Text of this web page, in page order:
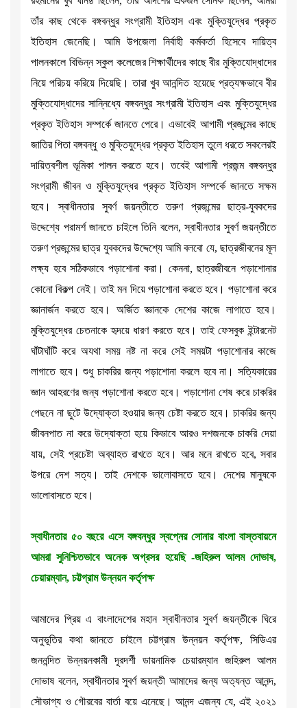
তাঁর কাছ থেকে বঙ্গবন্ধুর সংগ্রামী ইতিহাস এবং মুক্তিযুদ্ধের প্রকৃত
ইতিহাস জেনেছি। আমি উপজেলা নির্বাহী কর্মকর্তা হিসেবে দায়িত্ব
পালনকালে বিভিন্ন স্কুল কলেজের শিক্ষার্থীদের কাছে বীর মুক্তিযোদ্ধাদের
নিয়ে পরিচয় করিয়ে দিয়েছি। তারা খুব আনন্দিত হয়েছে প্রত্যক্ষভাবে বীর
মুক্তিযোদ্ধাদের সান্নিধ্যে বঙ্গবন্ধুর সংগ্রামী ইতিহাস এবং মুক্তিযুদ্ধের
প্রকৃত ইতিহাস সম্পর্কে জানতে পেরে। এভাবেই আগামী প্রজন্মের কাছে
জাতির পিতা বঙ্গবন্ধু ও মুক্তিযুদ্ধের প্রকৃত ইতিহাস তুলে ধরতে সকলেরই
দায়িত্বশীল ভূমিকা পালন করতে হবে। তবেই আগামী প্রজন্ম বঙ্গবন্ধুর
সংগ্রামী জীবন ও মুক্তিযুদ্ধের প্রকৃত ইতিহাস সম্পর্কে জানতে সক্ষম
হবে। স্বাধীনতার সুবর্ণ জয়ন্তীতে তরুণ প্রজন্মের ছাত্র-যুবকদের
উদ্দেশ্যে পরামর্শ জানতে চাইলে তিনি বলেন, স্বাধীনতার সুবর্ণ জয়ন্তীতে
তরুণ প্রজন্মের ছাত্র যুবকদের উদ্দেশ্যে আমি বলবো যে, ছাত্রজীবনের মূল
লক্ষ্য হবে সঠিকভাবে পড়াশোনা করা। কেননা, ছাত্রজীবনে পড়াশোনার
কোনো বিকল্প নেই। তাই মন দিয়ে পড়াশোনা করতে হবে। পড়াশোনা করে
জ্ঞানার্জন করতে হবে। অর্জিত জ্ঞানকে দেশের কাজে লাগাতে হবে।
মুক্তিযুদ্ধের চেতনাকে হৃদয়ে ধারণ করতে হবে। তাই ফেসবুক ইন্টারনেট
ঘাঁটাঘাঁটি করে অযথা সময় নষ্ট না করে সেই সময়টা পড়াশোনার কাজে
লাগাতে হবে। শুধু চাকরির জন্য পড়াশোনা করলে হবে না। সত্যিকারের
জ্ঞান আহরণের জন্য পড়াশোনা করতে হবে। পড়াশোনা শেষ করে চাকরির
পেছনে না ছুটে উদ্যোক্তা হওয়ার জন্য চেষ্টা করতে হবে। চাকরির জন্য
জীবনপাত না করে উদ্যোক্তা হয়ে কিভাবে আরও দশজনকে চাকরি দেয়া
যায়, সেই প্রচেষ্টা অব্যাহত রাখতে হবে। আর মনে রাখতে হবে, সবার
উপরে দেশ সত্য। তাই দেশকে ভালোবাসতে হবে। দেশের মানুষকে
ভালোবাসতে হবে।
স্বাধীনতার ৫০ বছরে এসে বঙ্গবন্ধুর স্বপ্নের সোনার বাংলা বাস্তবায়নে
আমরা সুনিশ্চিতভাবে অনেক অগ্রসর হয়েছি -জহিরুল আলম দোভাষ,
চেয়ারম্যান, চট্টগ্রাম উন্নয়ন কর্তৃপক্ষ
আমাদের প্রিয় এ বাংলাদেশের মহান স্বাধীনতার সুবর্ণ জয়ন্তীকে ঘিরে
অনুভূতির কথা জানতে চাইলে চট্টগ্রাম উন্নয়ন কর্তৃপক্ষ, সিডিএর
জননন্দিত উন্নয়নকামী দূরদর্শী ডায়নামিক চেয়ারম্যান জহিরুল আলম
দোভাষ বলেন, স্বাধীনতার সুবর্ণ জয়ন্তী আমাদের জন্য অত্যন্ত আনন্দ,
সৌভাগ্য ও গৌরবের বার্তা বয়ে এনেছে। আনন্দ এজন্য যে, এই ২০২১